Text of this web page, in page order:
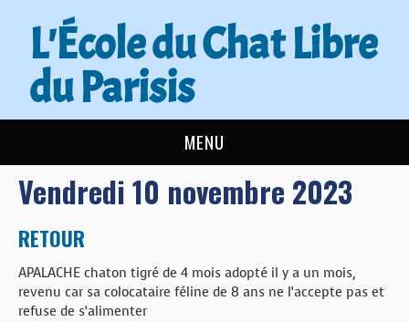
L'École du Chat Libre
du Parisis
MENU
L’ÉCOLE DU CHAT
ACTUALITÉS
ADOPTER
Vendredi 10 novembre 2023
RETOUR
APALACHE chaton tigré de 4 mois adopté il y a un mois,
revenu car sa colocataire féline de 8 ans ne l’accepte pas et
refuse de s’alimenter